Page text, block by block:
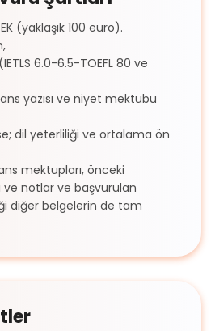
(yaklaşık 100 euro).
6.0-6.5-TOEFL 80 ve
yazısı ve niyet mektubu
dil yeterliliği ve ortalama ön
mektupları, önceki
ve notlar ve başvurulan
diğer belgelerin de tam